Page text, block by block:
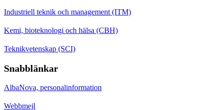
Industriell teknik och management (ITM)
Kemi, bioteknologi och hälsa (CBH)
Teknikvetenskap (SCI)
Snabblänkar
AlbaNova, personalinformation
Webbmejl